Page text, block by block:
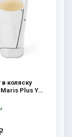
в коляску
Plus Y